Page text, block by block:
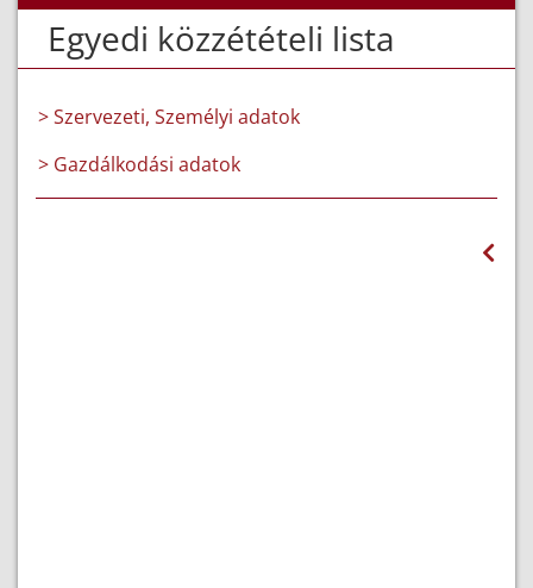
Egyedi közzétételi lista
> Szervezeti, Személyi adatok
> Gazdálkodási adatok